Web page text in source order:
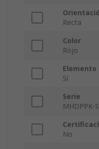
Recta
Color
Rojo
Sí
Serie
MHDPPK-
No